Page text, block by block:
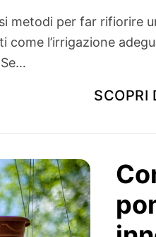
metodi per far rifiorire
l’irrigazione
SCOPRI